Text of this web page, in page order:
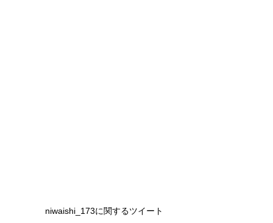
niwaishi_173に関するツイート